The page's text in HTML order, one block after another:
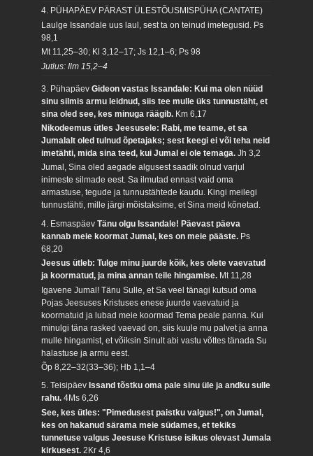
4. PÜHAPÄEV PÄRAST ÜLESTÕUSMISPÜHA (CANTATE)
Laulge Issandale uus laul, sest ta on teinud imetegusid. Ps
98,1
Mt 11,25–30; Kl 3,12–17; Js 12,1–6; Ps 98
Jutlus: Ilm 15,2–4
3. PühapäevGideon vastas Issandale: Kui ma olen nüüd
sinu silmis armu leidnud, siis tee mulle üks tunnustäht, et
sina oled see, kes minuga räägib. Km 6,17
Nikodeemus ütles Jeesusele: Rabi, me teame, et sa
Jumalalt oled tulnud õpetajaks; sest keegi ei või teha neid
imetähti, mida sina teed, kui Jumal ei ole temaga.Jh 3,2
Jumal, Sina oled aegade algusest saadik olnud varjul
inimeste silmade eest. Sa ilmutad ennast vaid oma
armastuse, tegude ja tunnustähtede kaudu. Kingi meilegi
tunnustähti, mille järgi mõistaksime, et Sina meid kõnetad.
4. EsmaspäevTänu olgu Issandale! Päevast päeva
kannab meie koormat Jumal, kes on meie pääste. Ps
68,20
Jeesus ütleb: Tulge minu juurde kõik, kes olete vaevatud
ja koormatud, ja mina annan teile hingamise. Mt 11,28
Igavene Jumal! Tänu Sulle, et Sa veel tänagi kutsud oma
Pojas Jeesuses Kristuses enese juurde vaevatuid ja
koormatuid ja lubad meie koormad Tema peale panna. Kui
minulgi täna rasked vaevad on, siis kuule mu palvet ja anna
mulle hingamist, et võiksin Sinult abi vastu võttes tänada Su
halastuse ja armu eest.
Õp 8,22–32(33–36); Hb 1,1–4
5. Teisipäev Issand tõstku oma pale sinu üle ja andku sulle
rahu.4Ms 6,26
See, kes ütles: "Pimedusest paistku valgus!", on Jumal,
kes on hakanud särama meie südames, et tekiks
tunnetuse valgus Jeesuse Kristuse isikus olevast Jumala
kirkusest.2Kr 4,6